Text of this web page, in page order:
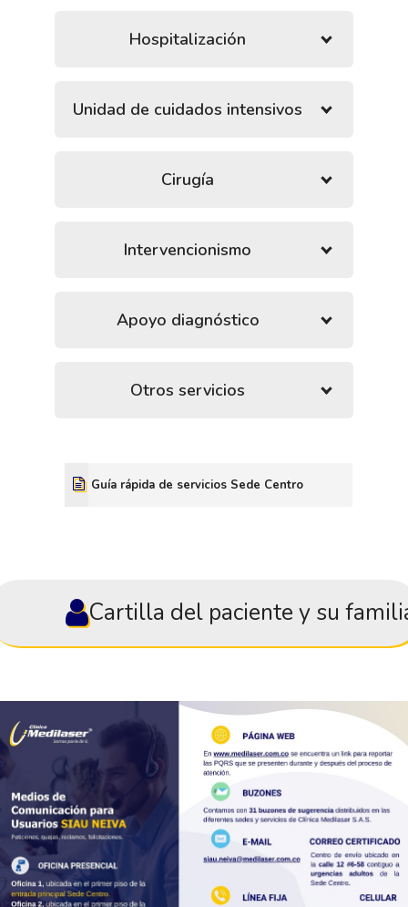
Hospitalización
Unidad de cuidados intensivos
Cirugía
Intervencionismo
Apoyo diagnóstico
Otros servicios
Guía rápida de servicios Sede Centro
Cartilla del paciente y su